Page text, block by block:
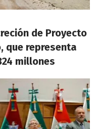
de Proyecto
que representa
millones